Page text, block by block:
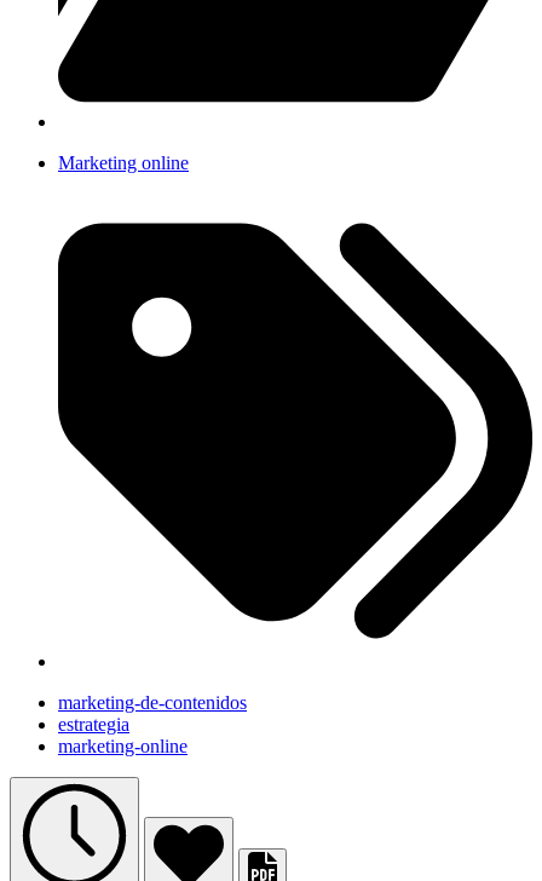
Marketing online
marketing-de-contenidos
estrategia
marketing-online